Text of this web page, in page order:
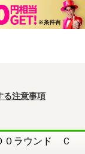
る注意事項
０ラウンド Ｃ